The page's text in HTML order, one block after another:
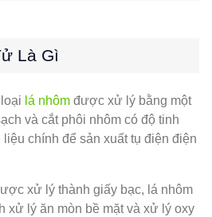
Là Gì
lá nhôm được xử lý bằng một
và cắt phôi nhôm có độ tinh
chính để sản xuất tụ điện điện
xử lý thành giấy bạc, lá nhôm
xử lý ăn mòn bề mặt và xử lý oxy